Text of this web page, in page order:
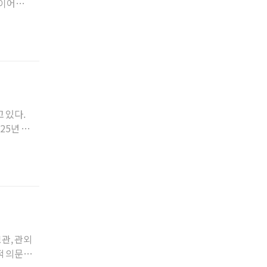
져도
있다.
년 제
, 관외
의문으